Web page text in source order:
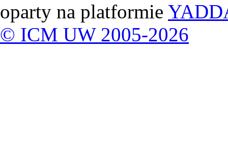
oparty na platformie
© ICM UW 2005-2026